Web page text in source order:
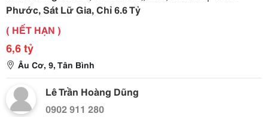
Phước, Sát Lữ Gia, Chỉ 6.6 Tỷ
( HẾT HẠN )
6,6 tỷ
Âu Cơ, 9, Tân Bình
Lê Trần Hoàng Dũng
0902 911 280